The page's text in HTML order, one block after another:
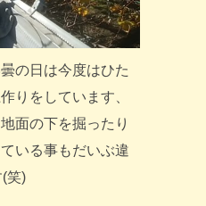
の日は今度はひた
りをしています、
面の下を掘ったり
いる事もだいぶ違
笑)